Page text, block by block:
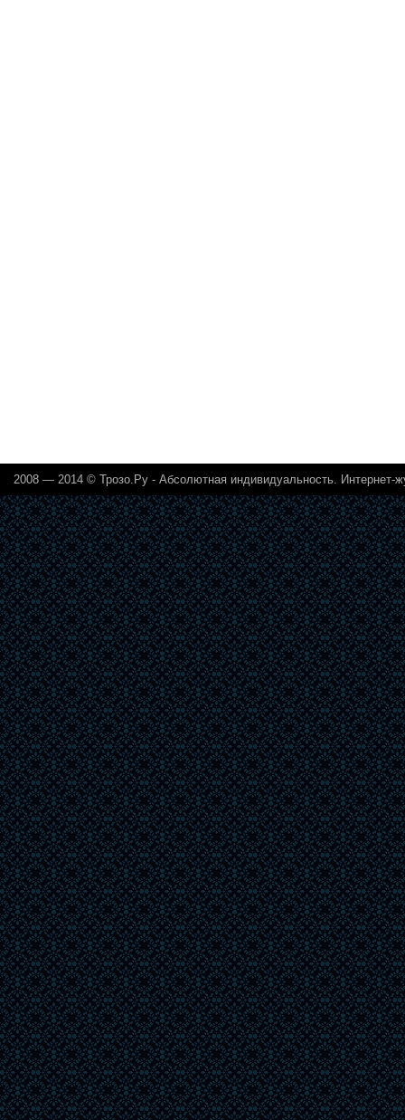
2008 — 2014 © Трозо.Ру - Абсолютная индивидуальность. Интернет-